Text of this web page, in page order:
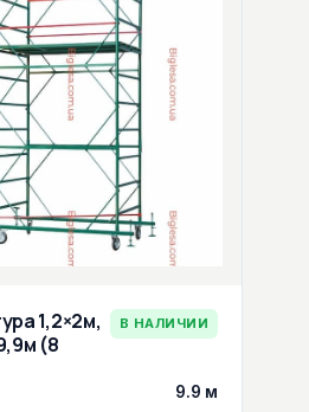
1,2×2м,
(8
В НАЛИЧИИ
9.9 м